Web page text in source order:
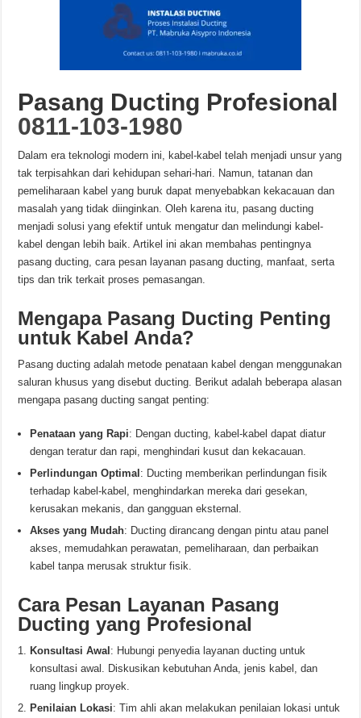
Pasang Ducting Profesional
0811-103-1980
Dalam era teknologi modern ini, kabel-kabel telah menjadi unsur yang
tak terpisahkan dari kehidupan sehari-hari. Namun, tatanan dan
pemeliharaan kabel yang buruk dapat menyebabkan kekacauan dan
masalah yang tidak diinginkan. Oleh karena itu, pasang ducting
menjadi solusi yang efektif untuk mengatur dan melindungi kabel-
kabel dengan lebih baik. Artikel ini akan membahas pentingnya
pasang ducting, cara pesan layanan pasang ducting, manfaat, serta
tips dan trik terkait proses pemasangan.
Mengapa Pasang Ducting Penting
untuk Kabel Anda?
Pasang ducting adalah metode penataan kabel dengan menggunakan
saluran khusus yang disebut ducting. Berikut adalah beberapa alasan
mengapa pasang ducting sangat penting:
Penataan yang Rapi: Dengan ducting, kabel-kabel dapat diatur
dengan teratur dan rapi, menghindari kusut dan kekacauan.
Perlindungan Optimal : Ducting memberikan perlindungan fisik
terhadap kabel-kabel, menghindarkan mereka dari gesekan,
kerusakan mekanis, dan gangguan eksternal.
Akses yang Mudah: Ducting dirancang dengan pintu atau panel
akses, memudahkan perawatan, pemeliharaan, dan perbaikan
kabel tanpa merusak struktur fisik.
Cara Pesan Layanan Pasang
Ducting yang Profesional
Konsultasi Awal : Hubungi penyedia layanan ducting untuk
konsultasi awal. Diskusikan kebutuhan Anda, jenis kabel, dan
ruang lingkup proyek.
Penilaian Lokasi: Tim ahli akan melakukan penilaian lokasi untuk